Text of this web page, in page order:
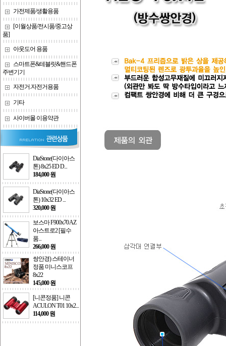
가전제품/생활용품
[이월상품/전시품/중고상
품]
아웃도어 용품
스마트폰&테블릿&핸드폰
주변기기
자전거.자전거용품
기타
사이버몰 이용약관
DiaStone(다이아스
톤) 8x25 ED D...
184,000 원
DiaStone(다이아스
톤) 10x32 ED ...
320,000 원
보스마 F900x70 AZ
아스트로2 [필수
품...
266,000 원
쌍안경) 스테이너
정품 미니스코프
8x22
145,000 원
[니콘정품] 니콘
ACULON T01 10x2...
114,000 원